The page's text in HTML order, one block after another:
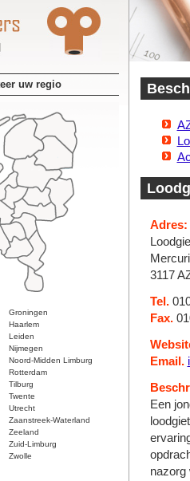
uw regio
Groningen
Haarlem
Leiden
Nijmegen
Noord-Midden Limburg
Rotterdam
Tilburg
Twente
Utrecht
Zaanstreek-Waterland
Zeeland
Zuid-Limburg
Zwolle
Adres:
3117
Tel.
Fax.
Email.
Een
nazorg